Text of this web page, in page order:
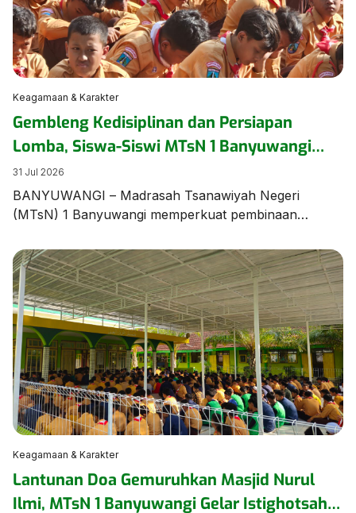
semangat, […]
Keagamaan & Karakter
Gembleng Kedisiplinan dan Persiapan
Lomba, Siswa-Siswi MTsN 1 Banyuwangi
Unjuk Ketangkasan dalam Latihan Pramuka
31 Jul 2026
BANYUWANGI – Madrasah Tsanawiyah Negeri
(MTsN) 1 Banyuwangi memperkuat pembinaan
Latihan Rutin Pramuka yang digelar di Lapangan
Utama MTsN 1 Banyuwangi pada Jumat (31/7/2026).
Kegiatan diawali dengan sosialisasi tata tertib madrasah
yang disampaikan langsung oleh Wakil Ketua Majelis
Pembimbing Gugusdepan (WaKamigus) Urusan
Kesiswaan MTsN 1 Banyuwangi, Hj. Hanik […]
Keagamaan & Karakter
Lantunan Doa Gemuruhkan Masjid Nurul
Ilmi, MTsN 1 Banyuwangi Gelar Istighotsah